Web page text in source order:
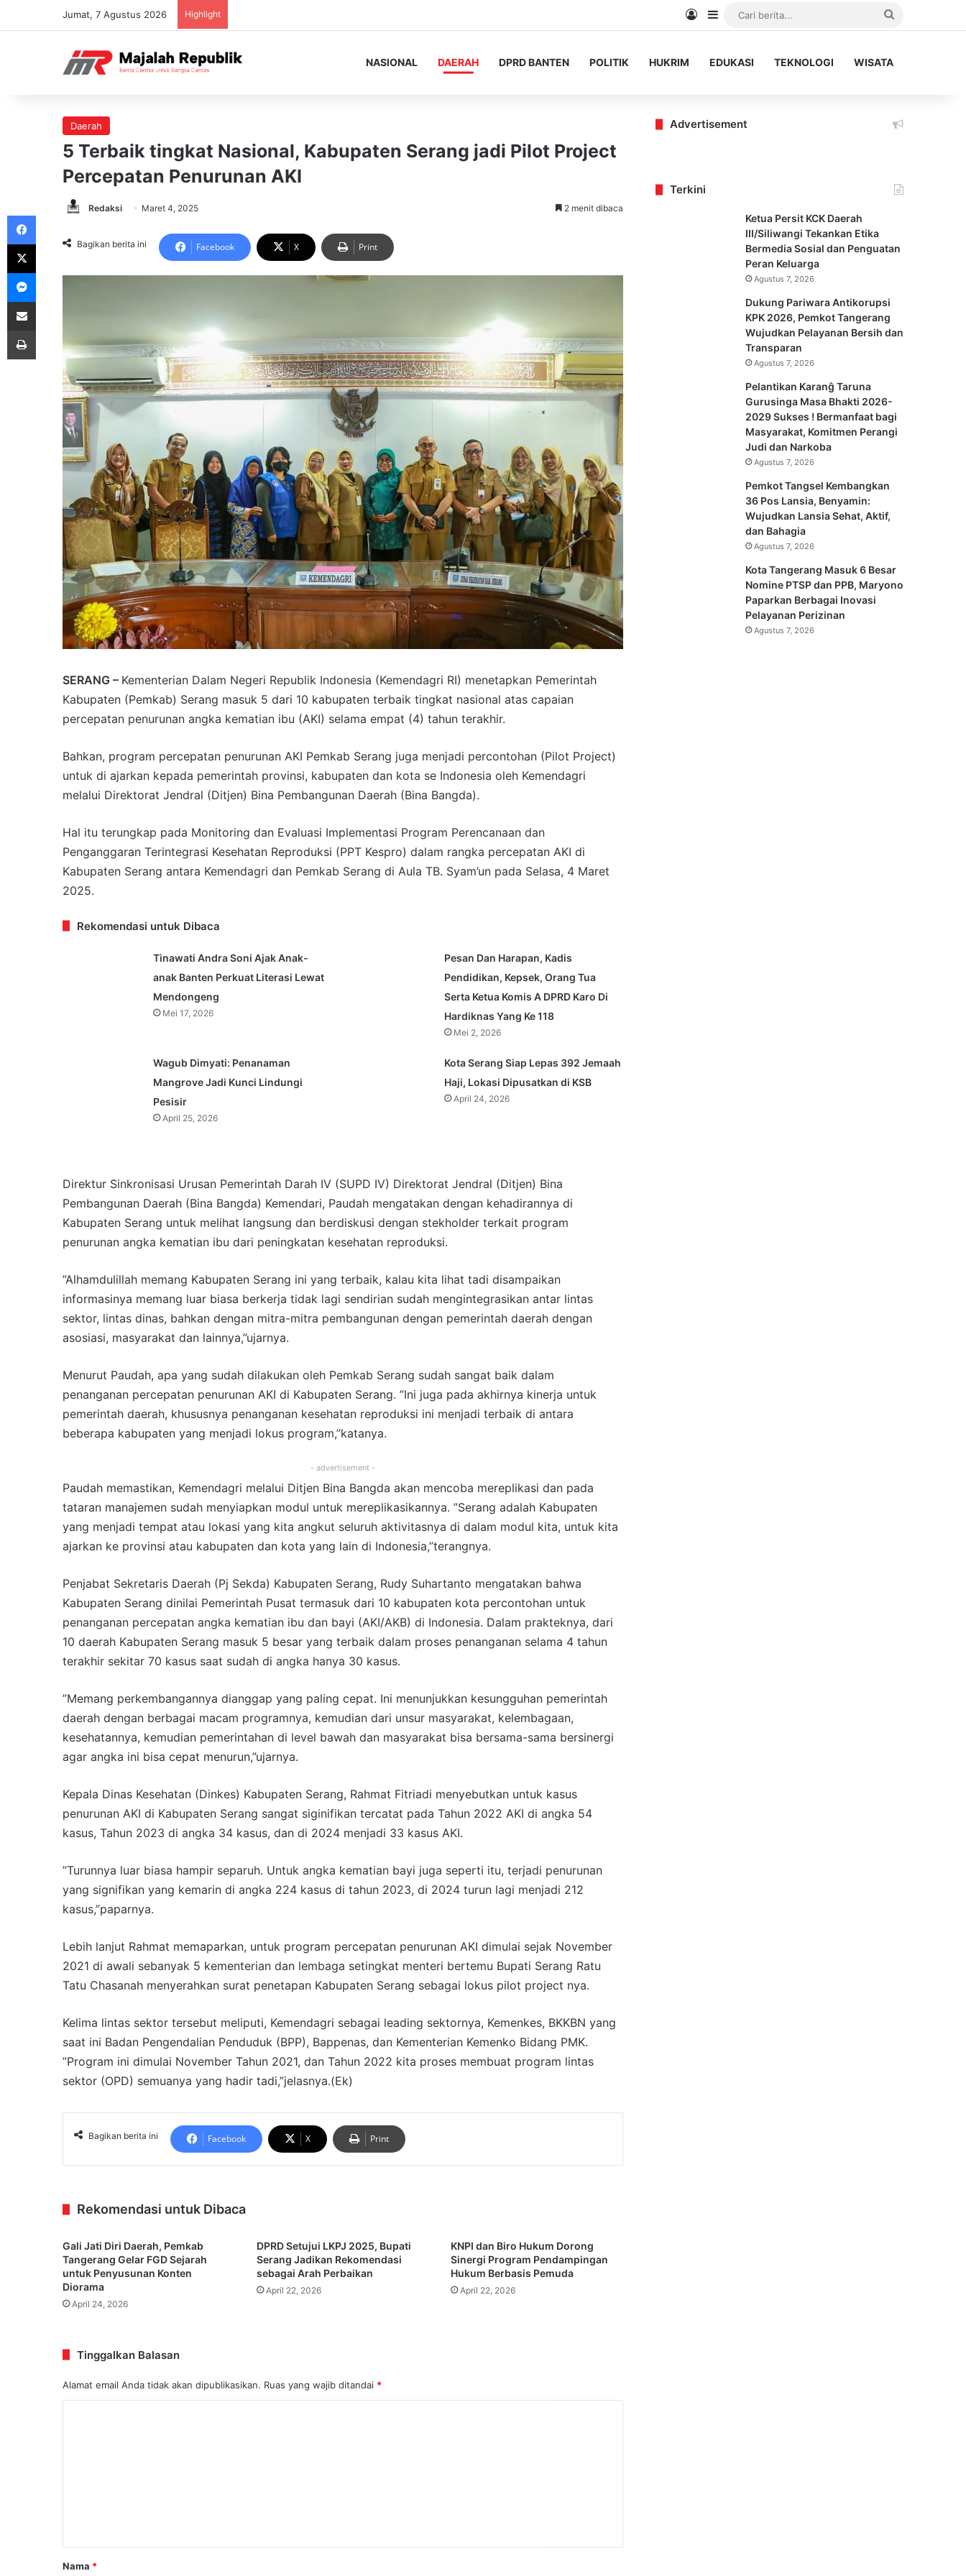
Jumat, 7 Agustus 2026 Highlight Log InSidebar
NASIONAL DAERAH DPRD BANTEN POLITIK HUKRIM EDUKASI TEKNOLOGI WISATA
Daerah
5 Terbaik tingkat Nasional, Kabupaten Serang jadi Pilot Project
Percepatan Penurunan AKI
Redaksi Maret 4, 2025 2 menit dibaca
Bagikan berita ini Facebook X Print
SERANG – Kementerian Dalam Negeri Republik Indonesia (Kemendagri RI) menetapkan Pemerintah
Kabupaten (Pemkab) Serang masuk 5 dari 10 kabupaten terbaik tingkat nasional atas capaian
percepatan penurunan angka kematian ibu (AKI) selama empat (4) tahun terakhir.
Bahkan, program percepatan penurunan AKI Pemkab Serang juga menjadi percontohan (Pilot Project)
untuk di ajarkan kepada pemerintah provinsi, kabupaten dan kota se Indonesia oleh Kemendagri
melalui Direktorat Jendral (Ditjen) Bina Pembangunan Daerah (Bina Bangda).
Hal itu terungkap pada Monitoring dan Evaluasi Implementasi Program Perencanaan dan
Penganggaran Terintegrasi Kesehatan Reproduksi (PPT Kespro) dalam rangka percepatan AKI di
Kabupaten Serang antara Kemendagri dan Pemkab Serang di Aula TB. Syam’un pada Selasa, 4 Maret
2025.
Rekomendasi untuk Dibaca
Tinawati Andra Soni Ajak Anak-
anak Banten Perkuat Literasi Lewat
Mendongeng
Mei 17, 2026
Pesan Dan Harapan, Kadis
Pendidikan, Kepsek, Orang Tua
Serta Ketua Komis A DPRD Karo Di
Hardiknas Yang Ke 118
Mei 2, 2026
Wagub Dimyati: Penanaman
Mangrove Jadi Kunci Lindungi
Pesisir
April 25, 2026
Kota Serang Siap Lepas 392 Jemaah
Haji, Lokasi Dipusatkan di KSB
April 24, 2026
Direktur Sinkronisasi Urusan Pemerintah Darah IV (SUPD IV) Direktorat Jendral (Ditjen) Bina
Pembangunan Daerah (Bina Bangda) Kemendari, Paudah mengatakan dengan kehadirannya di
Kabupaten Serang untuk melihat langsung dan berdiskusi dengan stekholder terkait program
penurunan angka kematian ibu dari peningkatan kesehatan reproduksi.
”Alhamdulillah memang Kabupaten Serang ini yang terbaik, kalau kita lihat tadi disampaikan
informasinya memang luar biasa berkerja tidak lagi sendirian sudah mengintegrasikan antar lintas
sektor, lintas dinas, bahkan dengan mitra-mitra pembangunan dengan pemerintah daerah dengan
asosiasi, masyarakat dan lainnya,”ujarnya.
Menurut Paudah, apa yang sudah dilakukan oleh Pemkab Serang sudah sangat baik dalam
penanganan percepatan penurunan AKI di Kabupaten Serang. ”Ini juga pada akhirnya kinerja untuk
pemerintah daerah, khususnya penanganan kesehatan reproduksi ini menjadi terbaik di antara
beberapa kabupaten yang menjadi lokus program,”katanya.
- advertisement -
Paudah memastikan, Kemendagri melalui Ditjen Bina Bangda akan mencoba mereplikasi dan pada
tataran manajemen sudah menyiapkan modul untuk mereplikasikannya. ”Serang adalah Kabupaten
yang menjadi tempat atau lokasi yang kita angkut seluruh aktivitasnya di dalam modul kita, untuk kita
ajarkan ke provinsi atau kabupaten dan kota yang lain di Indonesia,”terangnya.
Penjabat Sekretaris Daerah (Pj Sekda) Kabupaten Serang, Rudy Suhartanto mengatakan bahwa
Kabupaten Serang dinilai Pemerintah Pusat termasuk dari 10 kabupaten kota percontohan untuk
penanganan percepatan angka kematian ibu dan bayi (AKI/AKB) di Indonesia. Dalam prakteknya, dari
10 daerah Kabupaten Serang masuk 5 besar yang terbaik dalam proses penanganan selama 4 tahun
terakhir sekitar 70 kasus saat sudah di angka hanya 30 kasus.
”Memang perkembangannya dianggap yang paling cepat. Ini menunjukkan kesungguhan pemerintah
daerah dengan berbagai macam programnya, kemudian dari unsur masyarakat, kelembagaan,
kesehatannya, kemudian pemerintahan di level bawah dan masyarakat bisa bersama-sama bersinergi
agar angka ini bisa cepat menurun,”ujarnya.
Kepala Dinas Kesehatan (Dinkes) Kabupaten Serang, Rahmat Fitriadi menyebutkan untuk kasus
penurunan AKI di Kabupaten Serang sangat siginifikan tercatat pada Tahun 2022 AKI di angka 54
kasus, Tahun 2023 di angka 34 kasus, dan di 2024 menjadi 33 kasus AKI.
”Turunnya luar biasa hampir separuh. Untuk angka kematian bayi juga seperti itu, terjadi penurunan
yang signifikan yang kemarin di angka 224 kasus di tahun 2023, di 2024 turun lagi menjadi 212
kasus,”paparnya.
Lebih lanjut Rahmat memaparkan, untuk program percepatan penurunan AKI dimulai sejak November
2021 di awali sebanyak 5 kementerian dan lembaga setingkat menteri bertemu Bupati Serang Ratu
Tatu Chasanah menyerahkan surat penetapan Kabupaten Serang sebagai lokus pilot project nya.
Kelima lintas sektor tersebut meliputi, Kemendagri sebagai leading sektornya, Kemenkes, BKKBN yang
saat ini Badan Pengendalian Penduduk (BPP), Bappenas, dan Kementerian Kemenko Bidang PMK.
”Program ini dimulai November Tahun 2021, dan Tahun 2022 kita proses membuat program lintas
sektor (OPD) semuanya yang hadir tadi,”jelasnya.(Ek)
Bagikan berita ini Facebook X Print
Rekomendasi untuk Dibaca
Gali Jati Diri Daerah, Pemkab
Tangerang Gelar FGD Sejarah
untuk Penyusunan Konten
Diorama
April 24, 2026
DPRD Setujui LKPJ 2025, Bupati
Serang Jadikan Rekomendasi
sebagai Arah Perbaikan
April 22, 2026
KNPI dan Biro Hukum Dorong
Sinergi Program Pendampingan
Hukum Berbasis Pemuda
April 22, 2026
Tinggalkan Balasan
Alamat email Anda tidak akan dipublikasikan. Ruas yang wajib ditandai *
rNama *
Advertisement
Terkini
Ketua Persit KCK Daerah
III/Siliwangi Tekankan Etika
Bermedia Sosial dan Penguatan
Peran Keluarga
Agustus 7, 2026
Dukung Pariwara Antikorupsi
KPK 2026, Pemkot Tangerang
Wujudkan Pelayanan Bersih dan
Transparan
Agustus 7, 2026
Pelantikan Karanĝ Taruna
Gurusinga Masa Bhakti 2026-
2029 Sukses ! Bermanfaat bagi
Masyarakat, Komitmen Perangi
Judi dan Narkoba
Agustus 7, 2026
Pemkot Tangsel Kembangkan
36 Pos Lansia, Benyamin:
Wujudkan Lansia Sehat, Aktif,
dan Bahagia
Agustus 7, 2026
Kota Tangerang Masuk 6 Besar
Nomine PTSP dan PPB, Maryono
Paparkan Berbagai Inovasi
Pelayanan Perizinan
Agustus 7, 2026
Facebook
X
Messenger
Share via Email